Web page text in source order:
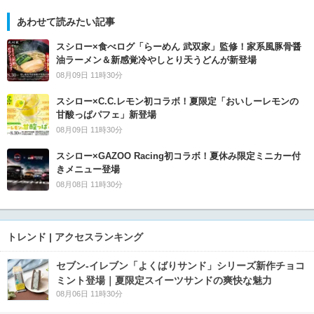
あわせて読みたい記事
スシロー×食べログ「らーめん 武双家」監修！家系風豚骨醤
油ラーメン＆新感覚冷やしとり天うどんが新登場
08月09日 11時30分
スシロー×C.C.レモン初コラボ！夏限定「おいしーレモンの
甘酸っぱパフェ」新登場
08月09日 11時30分
スシロー×GAZOO Racing初コラボ！夏休み限定ミニカー付
きメニュー登場
08月08日 11時30分
トレンド | アクセスランキング
セブン‐イレブン「よくばりサンド」シリーズ新作チョコ
ミント登場｜夏限定スイーツサンドの爽快な魅力
08月06日 11時30分